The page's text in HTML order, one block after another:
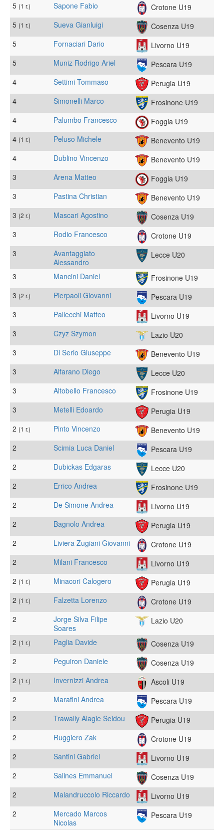
5 (1 r.) Sapone Fabio
Crotone U19
5 (1 r.) Sueva Gianluigi
Cosenza U19
5
Fornaciari Dario
Livorno U19
5
Muniz Rodrigo Ariel
Pescara U19
4
Settimi Tommaso
Perugia U19
4
Simonelli Marco
Frosinone U19
4
Palumbo Francesco
Foggia U19
4 (1 r.) Peluso Michele
Benevento U19
4
Dublino Vincenzo
Benevento U19
3
Arena Matteo
Foggia U19
3
Pastina Christian
Benevento U19
3 (2 r.) Mascari Agostino
Cosenza U19
3
Rodio Francesco
Crotone U19
3
Avantaggiato
Alessandro
Lecce U20
3 Mancini Daniel
Frosinone U19
3 (2 r.) Pierpaoli Giovanni
Pescara U19
3
Pallecchi Matteo
Livorno U19
3
Czyz Szymon
Lazio U20
3
Di Serio Giuseppe
Benevento U19
3
Alfarano Diego
Lecce U20
3
Altobello Francesco
Frosinone U19
3
Metelli Edoardo
Perugia U19
2 (1 r.) Pinto Vincenzo
Benevento U19
2
Scimia Luca Daniel
Pescara U19
2
Dubickas Edgaras
Lecce U20
2
Errico Andrea
Frosinone U19
2
De Simone Andrea
Livorno U19
2
Bagnolo Andrea
Perugia U19
2
Liviera Zugiani Giovanni
Crotone U19
2
Milani Francesco
Livorno U19
2 (1 r.) Minacori Calogero
Perugia U19
2 (1 r.) Falzetta Lorenzo
Crotone U19
2
Jorge Silva Filipe
Soares
Lazio U20
2 (1 r.) Paglia Davide
Cosenza U19
2
Peguiron Daniele
Cosenza U19
2 (1 r.) Invernizzi Andrea
Ascoli U19
2
Marafini Andrea
Pescara U19
2
Trawally Alagie Seidou
Perugia U19
2
Ruggiero Zak
Crotone U19
2
Santini Gabriel
Livorno U19
2
Salines Emmanuel
Cosenza U19
2
Malandruccolo Riccardo
Livorno U19
2
Mercado Marcos
Nicolas
Pescara U19